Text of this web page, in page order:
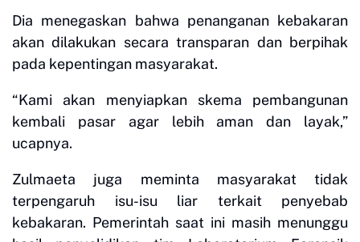
Dia menegaskan bahwa penanganan kebakaran
akan dilakukan secara transparan dan berpihak
pada kepentingan masyarakat.
“Kami akan menyiapkan skema pembangunan
kembali pasar agar lebih aman dan layak,”
ucapnya.
Zulmaeta juga meminta masyarakat tidak
terpengaruh isu-isu liar terkait penyebab
kebakaran. Pemerintah saat ini masih menunggu